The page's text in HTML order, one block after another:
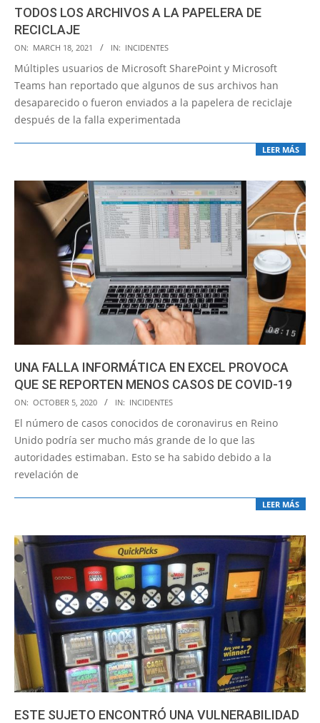
TODOS LOS ARCHIVOS A LA PAPELERA DE
RECICLAJE
2021-
03-
18
ON: MARCH 18, 2021 IN: INCIDENTES
Múltiples usuarios de Microsoft SharePoint y Microsoft
Teams han reportado que algunos de sus archivos han
desaparecido o fueron enviados a la papelera de reciclaje
después de la falla experimentada
LEER MÁS
UNA FALLA INFORMÁTICA EN EXCEL PROVOCA
QUE SE REPORTEN MENOS CASOS DE COVID-19
2020-
10-
05
ON: OCTOBER 5, 2020 IN: INCIDENTES
El número de casos conocidos de coronavirus en Reino
Unido podría ser mucho más grande de lo que las
autoridades estimaban. Esto se ha sabido debido a la
revelación de
LEER MÁS
ESTE SUJETO ENCONTRÓ UNA VULNERABILIDAD